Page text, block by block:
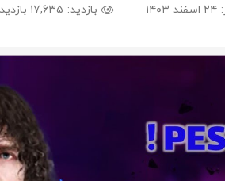
۲۴ اسفند ۱۴۰۳ بازدید: ۱۷,۶۳۵ بازدید